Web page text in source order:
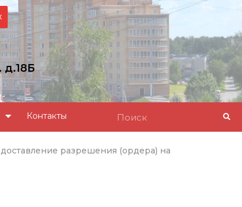
д.18Б
Контакты
разрешения (ордера) на